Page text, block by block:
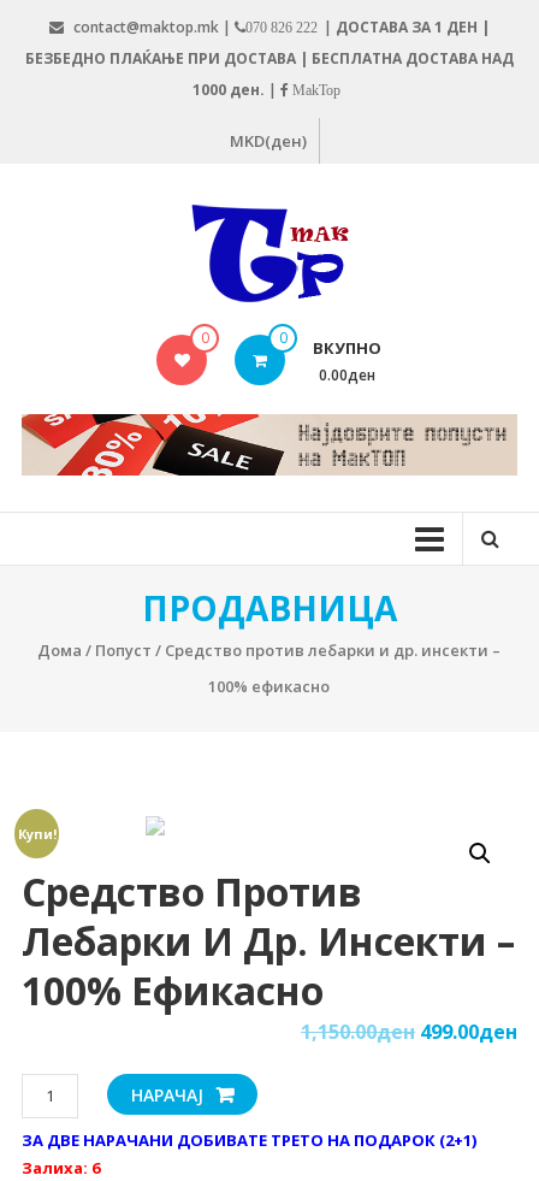
content
contact@maktop.mk | 070 826 222 | ДОСТАВА ЗА 1 ДЕН |
БЕЗБЕДНО ПЛАЌАЊЕ ПРИ ДОСТАВА | БЕСПЛАТНА ДОСТАВА НАД
1000 ден. | MakTop
MKD(ден)
MAKTOP.MK
0 0 ВКУПНО
0.00ден
ПРОДАВНИЦА
Дома / Попуст / Средство против лебарки и др. инсекти –
100% ефикасно
Купи!
Средство Против
Лебарки И Др. Инсекти –
100% Ефикасно
1,150.00ден 499.00ден
Средство
против
лебарки
и
НАРАЧАЈ
ЗА ДВЕ НАРАЧАНИ ДОБИВАТЕ ТРЕТО НА ПОДАРОК (2+1)
Залиха: 6